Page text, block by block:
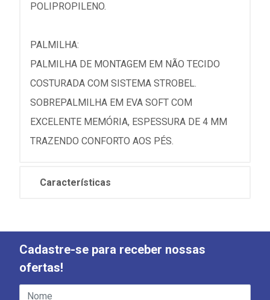
POLIPROPILENO.
PALMILHA:
PALMILHA DE MONTAGEM EM NÃO TECIDO
COSTURADA COM SISTEMA STROBEL.
SOBREPALMILHA EM EVA SOFT COM
EXCELENTE MEMÓRIA, ESPESSURA DE 4 MM
TRAZENDO CONFORTO AOS PÉS.
Características
Cadastre-se para receber nossas
ofertas!